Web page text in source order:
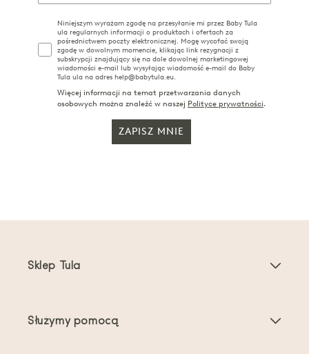
Niniejszym wyrażam zgodę na przesyłanie mi przez Baby Tula
ula regularnych informacji o produktach i ofertach za
pośrednictwem poczty elektronicznej. Mogę wycofać swoją
zgodę w dowolnym momencie, klikając link rezygnacji z
subskrypcji znajdujący się na dole dowolnej marketingowej
wiadomości e-mail lub wysyłając wiadomość e-mail do Baby
Tula ula na adres help@babytula.eu.
Więcej informacji na temat przetwarzania danych
osobowych można znaleźć w naszej Polityce prywatności.
ZAPISZ MNIE
Sklep Tula
Służymy pomocą